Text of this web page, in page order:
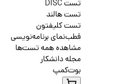
تست DISC
تست هالند
تست کلیفتون
قطب‌نمای برنامه‌نویسی
مشاهده همه تست‌ها
مجله دانشکار
بوت‌کمپ